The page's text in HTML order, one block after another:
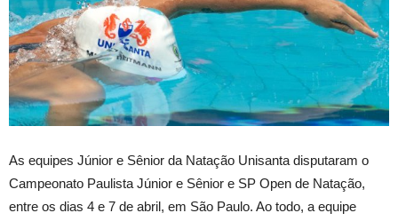
As equipes Júnior e Sênior da Natação Unisanta disputaram o
Campeonato Paulista Júnior e Sênior e SP Open de Natação,
entre os dias 4 e 7 de abril, em São Paulo. Ao todo, a equipe